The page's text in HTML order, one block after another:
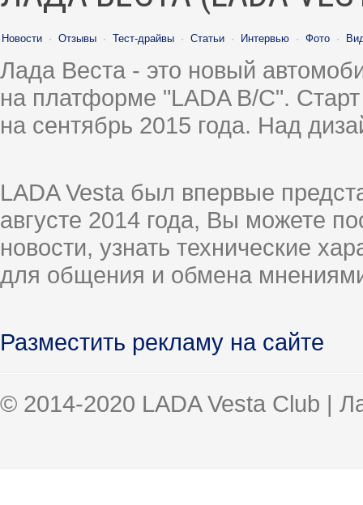
Новости · Отзывы · Тест-драйвы · Статьи · Интервью · Фото ·
Лада Веста - это новый
на платформе "LADA B/C".
на сентябрь 2015 года. Над
LADA Vesta был впервые
августе 2014 года, Вы можете
новости, узнать технические
для общения и обмена
Разместить рекламу на сайте
© 2014-2020 LADA Vesta Club |